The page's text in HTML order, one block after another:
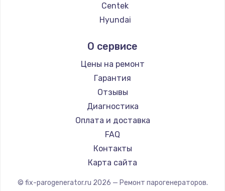
Centek
Hyundai
DELTA
Silter
Chayka
Beko
Vivitek
RED solution
О сервисе
Цены на ремонт
Гарантия
Отзывы
Диагностика
Оплата и доставка
FAQ
Контакты
Карта сайта
© fix-parogenerator.ru 2026 — Ремонт парогенераторов.